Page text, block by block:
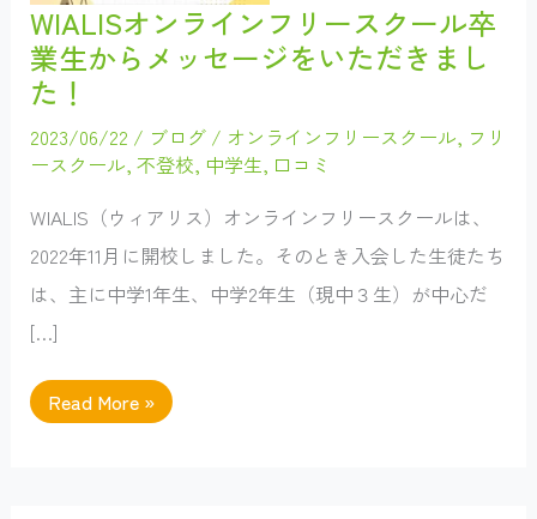
WIALISオンラインフリースクール卒
業生からメッセージをいただきまし
た！
2023/06/22 / ブログ/ オンラインフリースクール, フリ
ースクール, 不登校, 中学生, 口コミ
WIALIS（ウィアリス）オンラインフリースクールは、
2022年11月に開校しました。そのとき入会した生徒たち
は、主に中学1年生、中学2年生（現中３生）が中心だ
[…]
WIALIS
オ
Read More »